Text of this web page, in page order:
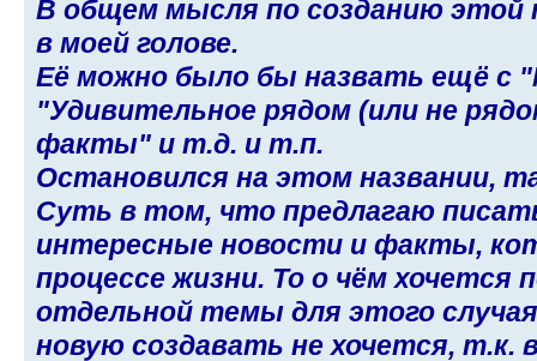
В общем мысля по созданию
в моей голове.
Её можно было бы назвать ещё с
"Удивительное рядом (или не
факты" и т.д. и т.п.
Остановился на этом названии,
Суть в том, что предлагаю
интересные новости и факты,
процессе жизни. То о чём хочется
отдельной темы для этого
новую создавать не хочется, т.к.